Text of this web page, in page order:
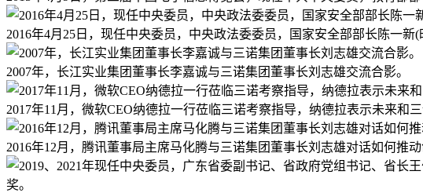
2016年4月25日，现任中央委员，中央政法委委员，国家安全部部长陈一
2007年，长江实业集团董事长李嘉诚与三诺集团董事长刘志雄交流合影。
2017年11月，微软CEO纳德拉一行莅临三诺考察指导，纳德拉表示未来和
2016年12月，腾讯董事局主席马化腾与三诺集团董事长刘志雄对话如何推